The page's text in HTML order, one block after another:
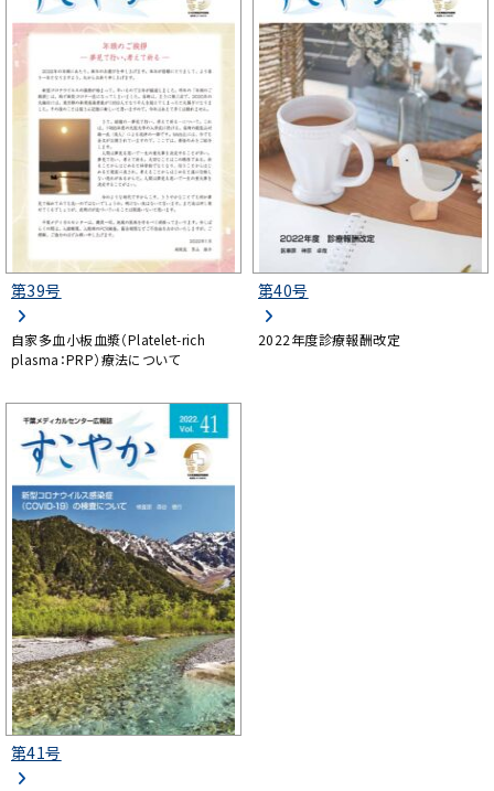
第39号
自家多血小板血漿（Platelet-rich
plasma：PRP）療法について
第40号
2022年度診療報酬改定
第41号